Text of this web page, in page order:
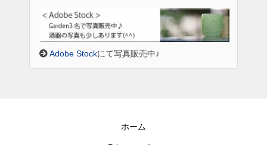
Adobe Stockにて写真販売中♪
ホーム